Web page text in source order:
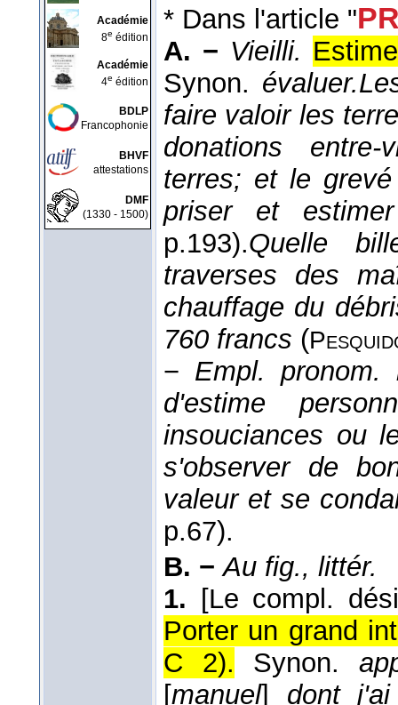
Académie
8e édition
Académie
4e édition
BDLP
Francophonie
BHVF
attestations
DMF
(1330 - 1500)
* Dans l'article "
A. − Vieilli.
Synon. évaluer.
faire valoir les
donations
terres; et le
priser et estimer
p.193).Quelle
traverses des
chauffage du
760 francs (
− Empl. pronom.
d'estime
insouciances ou
s'observer de
valeur et se
p.67).
B. − Au fig., littér.
1.
[Le compl.
Porter un grand
C 2).
Synon.
[manuel]
dont